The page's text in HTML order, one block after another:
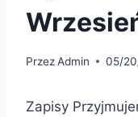
PrzezAdmin 05/
Zapisy